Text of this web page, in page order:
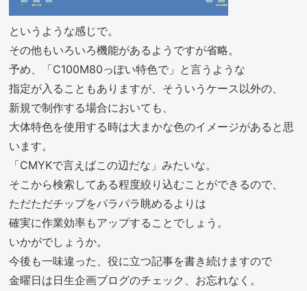
というような感じで。
その他もいろいろ機能があるようですが省略。
予め、「C100M80っぽい特色で」と言うような
指定が入ることもありますが、そういうケース以外の、
新規で制作する場合においても、
大体特色を使用する時は大まかな色のイメージがあると思
います。
「CMYKで言えばこの辺だな」みたいな。
そこから検索してある程度絞り込むことができるので、
ただただチップをパラパラ眺めるよりは
確実に作業効率もアップすることでしょう。
いかがでしょうか。
今後も一味違った、役に立つ記事を書き続けますので
金曜日は日生企画ブログのチェック、お忘れなく。